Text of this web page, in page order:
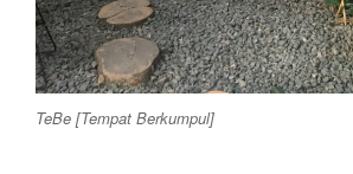
TeBe [Tempat Berkumpul]